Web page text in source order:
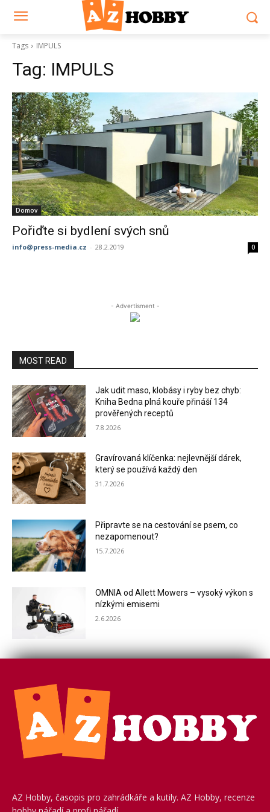
Tags IMPULS
Tag: IMPULS
Domov
Pořiďte si bydlení svých snů
info@press-media.cz - 28.2.2019 0
- Advertisment -
MOST READ
Jak udit maso, klobásy i ryby bez chyb:
Kniha Bedna plná kouře přináší 134
prověřených receptů
7.8.2026
Gravírovaná klíčenka: nejlevnější dárek,
který se používá každý den
31.7.2026
Připravte se na cestování se psem, co
nezapomenout?
15.7.2026
OMNIA od Allett Mowers – vysoký výkon s
nízkými emisemi
2.6.2026
AZ Hobby, časopis pro zahrádkáře a kutily. AZ Hobby, recenze